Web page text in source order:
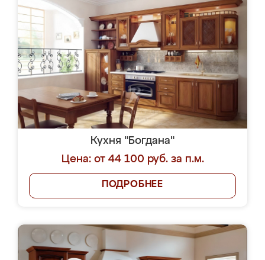
Кухня "Богдана"
Цена: от 44 100 руб. за п.м.
ПОДРОБНЕЕ